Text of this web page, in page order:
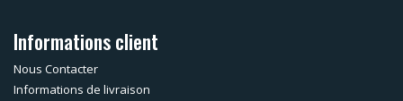
Informations client
Nous Contacter
Informations de livraison